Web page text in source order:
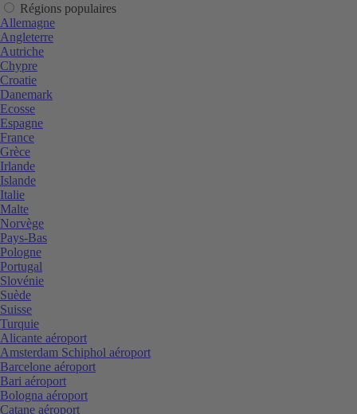
Régions populaires
Allemagne
Angleterre
Autriche
Chypre
Croatie
Danemark
Ecosse
Espagne
France
Grèce
Irlande
Islande
Italie
Malte
Norvège
Pays-Bas
Pologne
Portugal
Slovénie
Suède
Suisse
Turquie
Alicante aéroport
Amsterdam Schiphol aéroport
Barcelone aéroport
Bari aéroport
Bologna aéroport
Catane aéroport